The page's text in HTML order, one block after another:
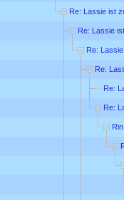
Re: Lassie ist
Re: Lassie
Re:
Re:
Re:
Re: